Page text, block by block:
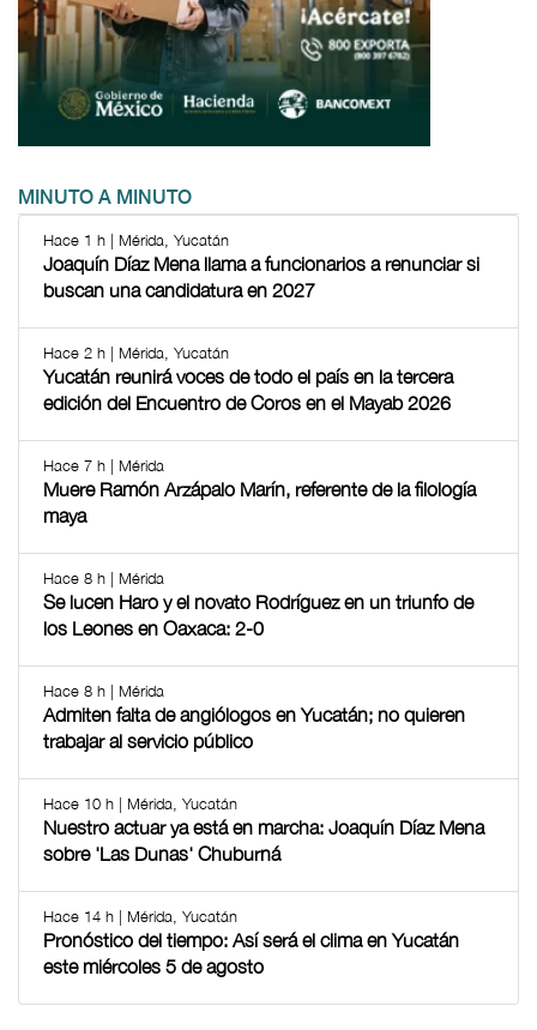
MINUTO A MINUTO
Hace 1 h | Mérida, Yucatán
Joaquín Díaz Mena llama a funcionarios a renunciar si
buscan una candidatura en 2027
Hace 2 h | Mérida, Yucatán
Yucatán reunirá voces de todo el país en la tercera
edición del Encuentro de Coros en el Mayab 2026
Hace 7 h | Mérida
Muere Ramón Arzápalo Marín, referente de la filología
maya
Hace 8 h | Mérida
Se lucen Haro y el novato Rodríguez en un triunfo de
los Leones en Oaxaca: 2-0
Hace 8 h | Mérida
Admiten falta de angiólogos en Yucatán; no quieren
trabajar al servicio público
Hace 10 h | Mérida, Yucatán
Nuestro actuar ya está en marcha: Joaquín Díaz Mena
sobre 'Las Dunas' Chuburná
Hace 14 h | Mérida, Yucatán
Pronóstico del tiempo: Así será el clima en Yucatán
este miércoles 5 de agosto